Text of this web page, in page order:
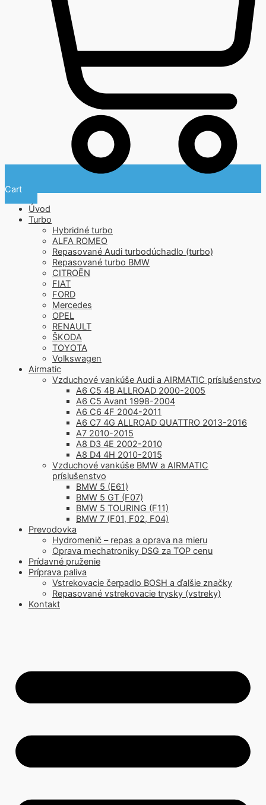
Cart
Úvod
Turbo
Hybridné turbo
ALFA ROMEO
Repasované Audi turbodúchadlo (turbo)
Repasované turbo BMW
CITROËN
FIAT
FORD
Mercedes
OPEL
RENAULT
ŠKODA
TOYOTA
Volkswagen
Airmatic
Vzduchové vankúše Audi a AIRMATIC príslušenstvo
A6 C5 4B ALLROAD 2000-2005
A6 C5 Avant 1998-2004
A6 C6 4F 2004-2011
A6 C7 4G ALLROAD QUATTRO 2013-2016
A7 2010-2015
A8 D3 4E 2002-2010
A8 D4 4H 2010-2015
Vzduchové vankúše BMW a AIRMATIC
príslušenstvo
BMW 5 (E61)
BMW 5 GT (F07)
BMW 5 TOURING (F11)
BMW 7 (F01, F02, F04)
Prevodovka
Hydromenič – repas a oprava na mieru
Oprava mechatroniky DSG za TOP cenu
Prídavné pruženie
Príprava paliva
Vstrekovacie čerpadlo BOSH a ďalšie značky
Repasované vstrekovacie trysky (vstreky)
Kontakt